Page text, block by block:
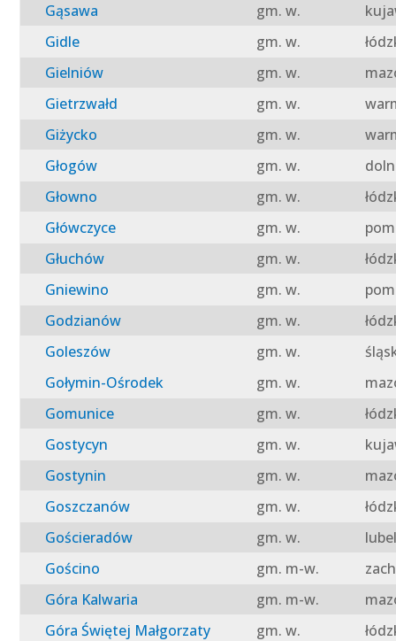
Gąsawa
gm. w.
Gidle
gm. w.
Gielniów
gm. w.
Gietrzwałd
gm. w.
Giżycko
gm. w.
Głogów
gm. w.
Głowno
gm. w.
Główczyce
gm. w.
Głuchów
gm. w.
Gniewino
gm. w.
Godzianów
gm. w.
Goleszów
gm. w.
Gołymin-Ośrodek
gm. w.
Gomunice
gm. w.
Gostycyn
gm. w.
Gostynin
gm. w.
Goszczanów
gm. w.
Gościeradów
gm. w.
Gościno
gm. m-w.
Góra Kalwaria
gm. m-w.
Góra Świętej Małgorzaty
gm. w.